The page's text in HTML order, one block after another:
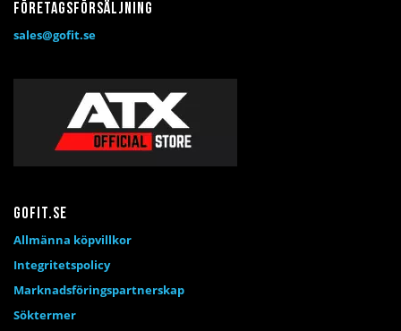
Företagsförsäljning
sales@gofit.se
Gofit.se
Allmänna köpvillkor
Integritetspolicy
Marknadsföringspartnerskap
Söktermer